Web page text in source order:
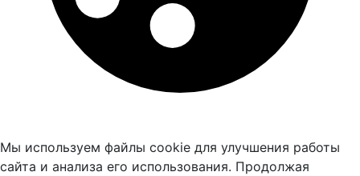
Мы используем файлы cookie для улучшения работы
сайта и анализа его использования. Продолжая